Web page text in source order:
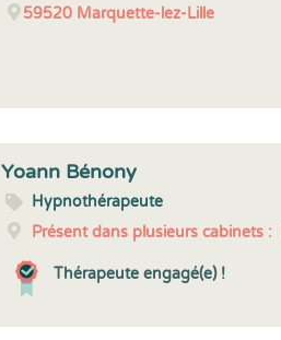
59520 Marquette-lez-Lille
Yoann Bénony
Hypnothérapeute
Présent dans plusieurs cabinets :
Thérapeute engagé(e) !